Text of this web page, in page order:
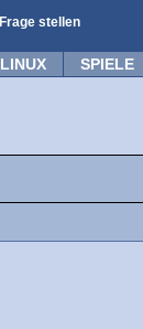
Frage stellen
LINUX SPIELE